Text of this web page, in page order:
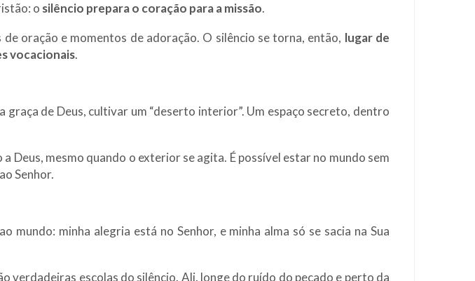
o silêncio prepara o coração para a missão.
de oração e momentos de adoração. O silêncio se torna, então, lugar de
vocacionais.
de Deus, cultivar um “deserto interior”. Um espaço secreto, dentro
Deus, mesmo quando o exterior se agita. É possível estar no mundo sem
Senhor.
mundo: minha alegria está no Senhor, e minha alma só se sacia na Sua
verdadeiras escolas do silêncio. Ali, longe do ruído do pecado e perto da